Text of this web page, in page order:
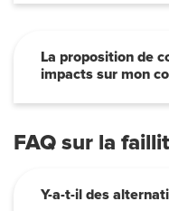
La proposition de
impacts sur mon
FAQ sur la
Y-a-t-il des